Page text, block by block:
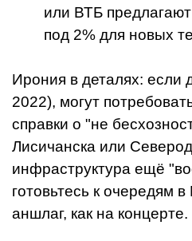
или ВТБ
под 2% для новых
Ирония в деталях: если
2022), могут
справки о "не
Лисичанска или
инфраструктура ещё
готовьтесь к очередям
аншлаг, как на концерте.